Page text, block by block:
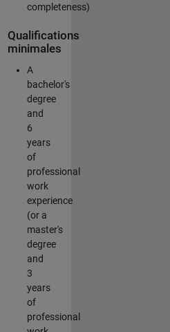
completeness)
Qualifications
minimales
A
bachelor's
degree
and
6
years
of
professional
work
experience
(or a
master's
degree
and
3
years
of
professional